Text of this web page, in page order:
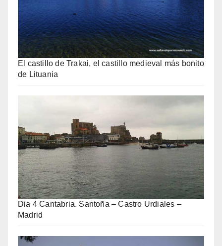
El castillo de Trakai, el castillo medieval más bonito
de Lituania
Dia 4 Cantabria. Santoña – Castro Urdiales –
Madrid